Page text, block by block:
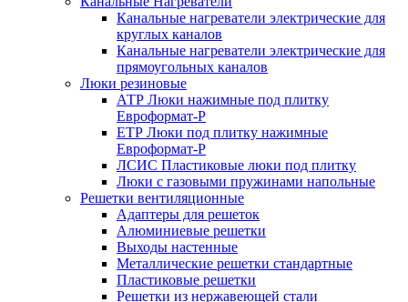
Канальные нагреватели электрические для
круглых каналов
Канальные нагреватели электрические для
прямоугольных каналов
Люки резиновые
АТР Люки нажимные под плитку
Евроформат-Р
ЕТР Люки под плитку нажимные
Евроформат-Р
ЛСИС Пластиковые люки под плитку
Люки с газовыми пружинами напольные
Решетки вентиляционные
Адаптеры для решеток
Алюминиевые решетки
Выходы настенные
Металлические решетки стандартные
Пластиковые решетки
Решетки из нержавеющей стали